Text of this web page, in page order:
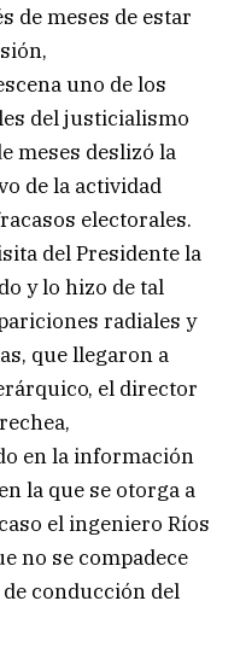
de meses de estar
uno de los
del justicialismo
meses deslizó la
de la actividad
electorales.
del Presidente la
y lo hizo de tal
radiales y
que llegaron a
el director
en la información
la que se otorga a
el ingeniero Ríos
no se compadece
conducción del